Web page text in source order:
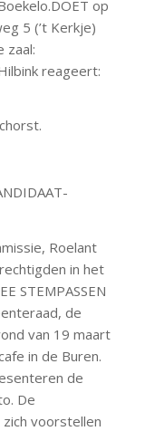
op
5 (’t Kerkje)
zaal:
reageert:
Roelant
in het
STEMPASSEN
de
van 19 maart
in de Buren.
de
De
voorstellen